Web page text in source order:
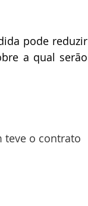
pode reduzir
a qual serão
teve o contrato